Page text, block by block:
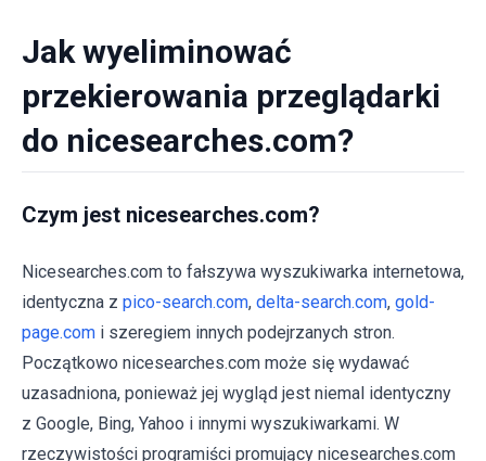
Jak wyeliminować
przekierowania przeglądarki
do nicesearches.com?
Czym jest nicesearches.com?
Nicesearches.com to fałszywa wyszukiwarka internetowa,
identyczna z pico-search.com, delta-search.com, gold-
page.com i szeregiem innych podejrzanych stron.
Początkowo nicesearches.com może się wydawać
uzasadniona, ponieważ jej wygląd jest niemal identyczny
z Google, Bing, Yahoo i innymi wyszukiwarkami. W
rzeczywistości programiści promujący nicesearches.com